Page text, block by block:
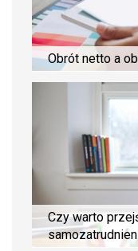
Obrót netto a
Czy warto